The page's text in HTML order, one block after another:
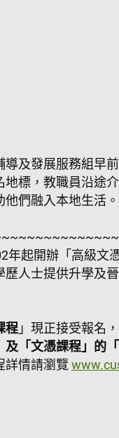
及發展服務組早
標，教職員沿途
們融入本地生活。
年起開辦「高級
人士提供升學及
程 」現正接受報名
「文憑課程」的「
詳情請瀏覽